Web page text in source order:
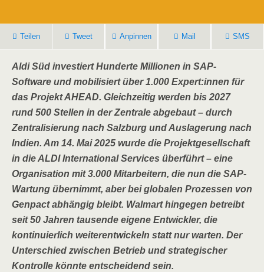
Teilen Tweet Anpinnen Mail SMS
Aldi Süd investiert Hunderte Millionen in SAP-
Software und mobilisiert über 1.000 Expert:innen für
das Projekt AHEAD. Gleichzeitig werden bis 2027
rund 500 Stellen in der Zentrale abgebaut – durch
Zentralisierung nach Salzburg und Auslagerung nach
Indien. Am 14. Mai 2025 wurde die Projektgesellschaft
in die ALDI International Services überführt – eine
Organisation mit 3.000 Mitarbeitern, die nun die SAP-
Wartung übernimmt, aber bei globalen Prozessen von
Genpact abhängig bleibt. Walmart hingegen betreibt
seit 50 Jahren tausende eigene Entwickler, die
kontinuierlich weiterentwickeln statt nur warten. Der
Unterschied zwischen Betrieb und strategischer
Kontrolle könnte entscheidend sein.